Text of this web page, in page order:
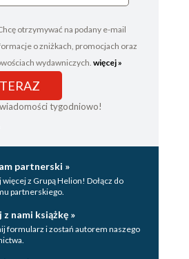
otrzymywać na podany e-mail
o zniżkach, promocjach oraz
wydawniczych. więcej »
tygodniowo!
partnerski »
więcej z Grupą Helion! Dołącz do
partnerskiego.
z nami książkę »
formularz i zostań autorem naszego